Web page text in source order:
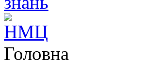
Головна